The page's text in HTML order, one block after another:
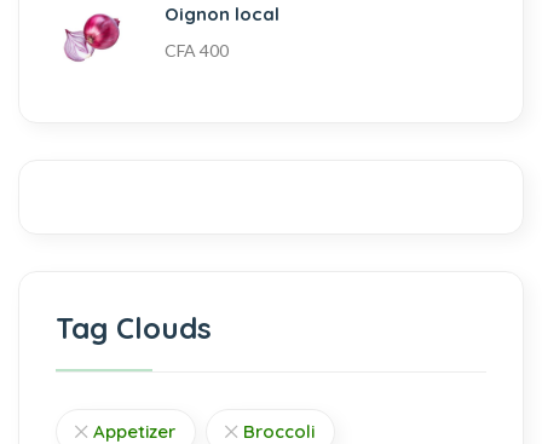
Oignon local
CFA 400
Tag Clouds
Appetizer Broccoli